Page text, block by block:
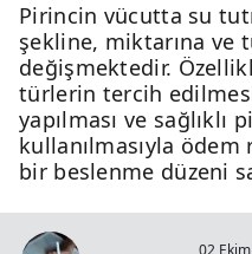
Pirincin vücutta su
şekline, miktarına ve
değişmektedir.
türlerin tercih
yapılması ve
kullanılmasıyla
bir beslenme düzeni
02